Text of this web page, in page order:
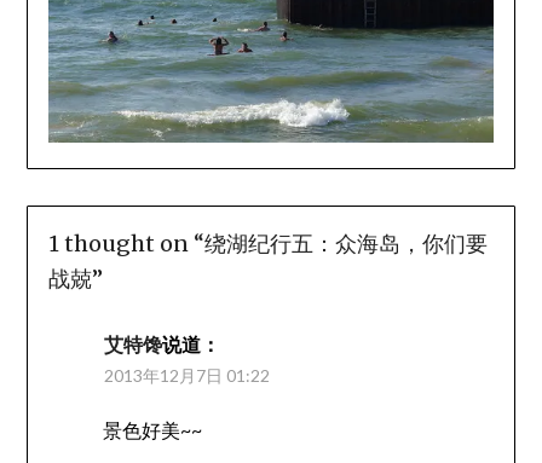
1 thought on “绕湖纪行五：众海岛，你们要
战兢”
艾特馋说道：
2013年12月7日 01:22
景色好美~~